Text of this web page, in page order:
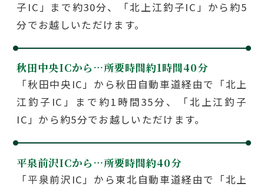
子IC」まで約30分、「北上江釣子IC」から約5
分でお越しいただけます。
秋田中央ICから…所要時間約1時間40分
「秋田中央IC」から秋田自動車道経由で「北上
江釣子IC」まで約1時間35分、「北上江釣子
IC」から約5分でお越しいただけます。
平泉前沢ICから…所要時間約40分
「平泉前沢IC」から東北自動車道経由で「北上